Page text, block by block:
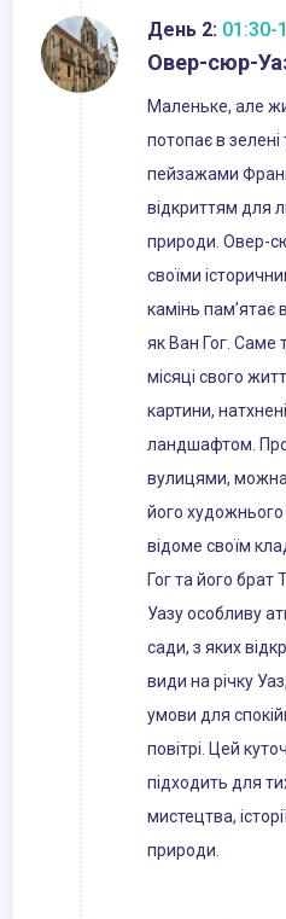
День 2: 01:30-
Овер-сюр-
Маленьке, але
потопає в
пейзажами
відкриттям для
природи. Овер-
своїми
камінь пам’ятає
як Ван Гог. Саме
місяці свого
картини,
ландшафтом.
вулицями, можна
його художнього
відоме своїм
Гог та його
Уазу особливу
сади, з яких
види на річку
умови для
повітрі. Цей
підходить для
мистецтва,
природи.